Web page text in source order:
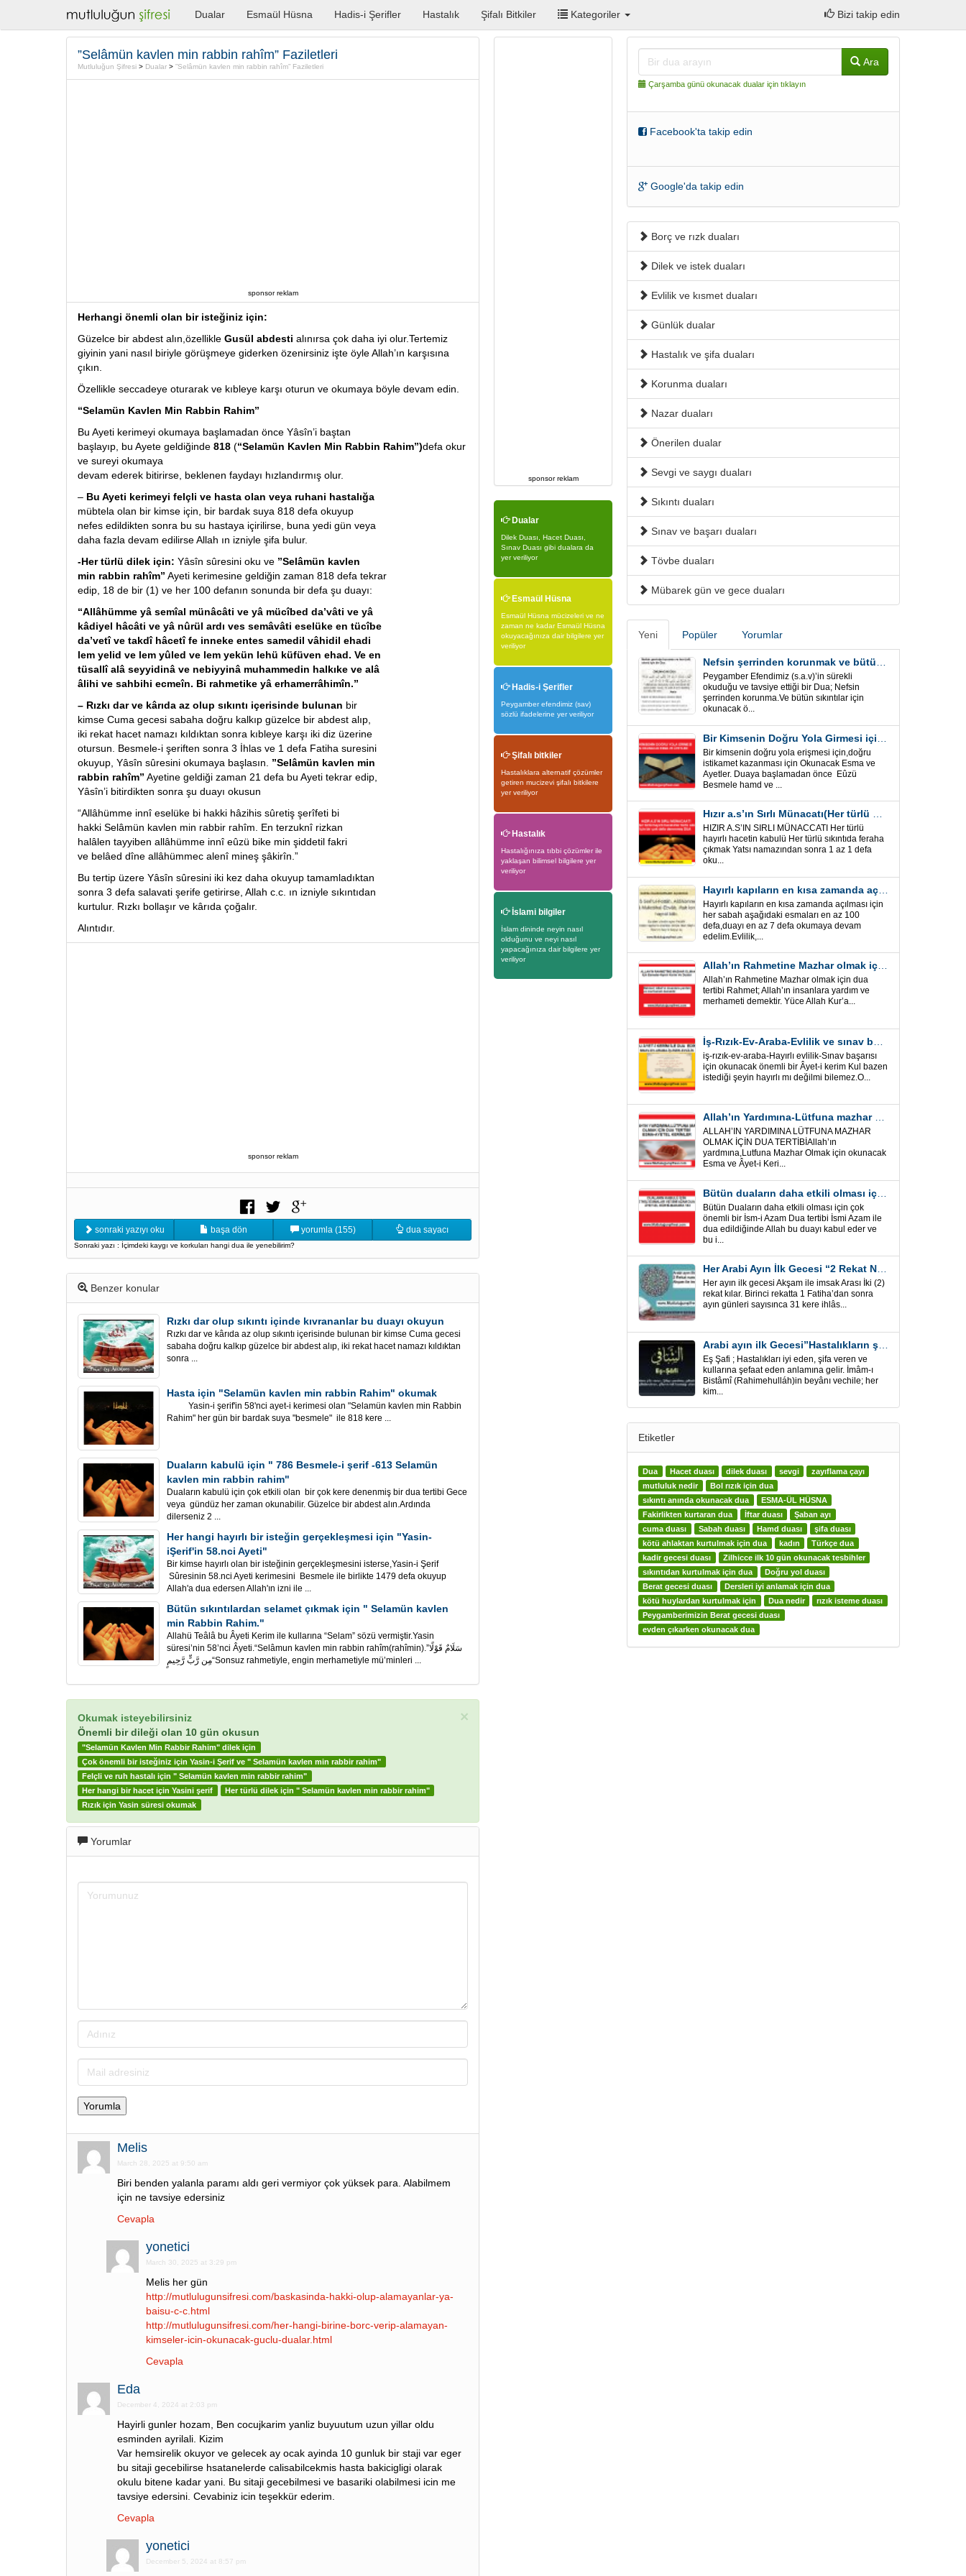
Dualar Esmaül Hüsna Hadis-i Şerifler Hastalık Şifalı Bitkiler Kategoriler Bizi takip edin
”Selâmün kavlen min rabbin rahîm” Faziletleri
Mutluluğun Şifresi > Dualar > ”Selâmün kavlen min rabbin rahîm” Faziletleri
sponsor reklam
Herhangi önemli olan bir isteğiniz için:
Güzelce bir abdest alın,özellikle Gusül abdesti alınırsa çok daha iyi olur.Tertemiz
giyinin yani nasıl biriyle görüşmeye giderken özenirsiniz işte öyle Allah’ın karşısına
çıkın.
Özellikle seccadeye oturarak ve kıbleye karşı oturun ve okumaya böyle devam edin.
“Selamün Kavlen Min Rabbin Rahim”
Bu Ayeti kerimeyi okumaya başlamadan önce Yâsîn’i baştan
başlayıp, bu Ayete geldiğinde 818 (“Selamün Kavlen Min Rabbin Rahim”)defa okur
ve sureyi okumaya
devam ederek bitirirse, beklenen faydayı hızlandırmış olur.
– Bu Ayeti kerimeyi felçli ve hasta olan veya ruhani hastalığa
mübtela olan bir kimse için, bir bardak suya 818 defa okuyup
nefes edildikten sonra bu su hastaya içirilirse, buna yedi gün veya
daha fazla devam edilirse Allah ın izniyle şifa bulur.
-Her türlü dilek için: Yâsîn sûresini oku ve ”Selâmün kavlen
min rabbin rahîm” Ayeti kerimesine geldiğin zaman 818 defa tekrar
edip, 18 de bir (1) ve her 100 defanın sonunda bir defa şu duayı:
“Allâhümme yâ semîal münâcâti ve yâ mücîbed da’vâti ve yâ
kâdiyel hâcâti ve yâ nûrül ardı ves semâvâti eselüke en tücîbe
da’vetî ve takdî hâcetî fe inneke entes samedil vâhidil ehadi
lem yelid ve lem yûled ve lem yekün lehü küfüven ehad. Ve en
tüsallî alâ seyyidinâ ve nebiyyinâ muhammedin halkıke ve alâ
âlihi ve sahbihi ecmeîn. Bi rahmetike yâ erhamerrâhimîn.”
– Rızkı dar ve kârıda az olup sıkıntı içerisinde bulunan bir
kimse Cuma gecesi sabaha doğru kalkıp güzelce bir abdest alıp,
iki rekat hacet namazı kıldıktan sonra kıbleye karşı iki diz üzerine
otursun. Besmele-i şeriften sonra 3 İhlas ve 1 defa Fatiha suresini
okuyup, Yâsîn sûresini okumaya başlasın.
”Selâmün kavlen min
rabbin rahîm” Ayetine geldiği zaman 21 defa bu Ayeti tekrar edip,
Yâsîn’i bitirdikten sonra şu duayı okusun
“Allâhümme innî eselüke bi hakki hâzihis sûretiş şerîfeti bi
hakki Selâmün kavlen min rabbir rahîm. En terzuknî rizkan
halâlen tayyiben allâhümme innî eûzü bike min şiddetil fakri
ve belâed dîne allâhümmec alenî mineş şâkirîn.”
Bu tertip üzere Yâsîn sûresini iki kez daha okuyup tamamladıktan
sonra 3 defa salavati şerife getirirse, Allah c.c. ın izniyle sıkıntıdan
kurtulur. Rızkı bollaşır ve kârıda çoğalır.
Alıntıdır.
sponsor reklam
sonraki yazıyı oku başa dön yorumla (155) dua sayacı
Sonraki yazı : İçimdeki kaygı ve korkuları hangi dua ile yenebilirim?
Benzer konular
Rızkı dar olup sıkıntı içinde kıvrananlar bu duayı okuyun
Rızkı dar ve kârıda az olup sıkıntı içerisinde bulunan bir kimse Cuma gecesi
sabaha doğru kalkıp güzelce bir abdest alıp, iki rekat hacet namazı kıldıktan
sonra ...
Hasta için "Selamün kavlen min rabbin Rahim" okumak
Yasin-i şerif'in 58'nci ayet-i kerimesi olan "Selamün kavlen min Rabbin
Rahim" her gün bir bardak suya "besmele" ile 818 kere ...
Duaların kabulü için " 786 Besmele-i şerif -613 Selamün
kavlen min rabbin rahim"
Duaların kabulü için çok etkili olan bir çok kere denenmiş bir dua tertibi Gece
veya gündüz her zaman okunabilir. Güzelce bir abdest alın.Ardında
dilerseniz 2 ...
Her hangi hayırlı bir isteğin gerçekleşmesi için "Yasin-
iŞerif'in 58.nci Ayeti"
Bir kimse hayırlı olan bir isteğinin gerçekleşmesini isterse,Yasin-i Şerif
Sûresinin 58.nci Ayeti kerimesini Besmele ile birlikte 1479 defa okuyup
Allah'a dua edersen Allah'ın izni ile ...
Bütün sıkıntılardan selamet çıkmak için " Selamün kavlen
min Rabbin Rahim."
Allahü Teâlâ bu Âyeti Kerim ile kullarına “Selam” sözü vermiştir.Yasin
süresi’nin 58’nci Âyeti.“Selâmun kavlen min rabbin rahîm(rahîmin).”سَلَامٌ قَوْلًا
مِن رَّبٍّ رَّحِيمٍ“Sonsuz rahmetiyle, engin merhametiyle mü’minleri ...
×
Okumak isteyebilirsiniz
Önemli bir dileği olan 10 gün okusun
"Selamün Kavlen Min Rabbir Rahim" dilek için
Çok önemli bir isteğiniz için Yasin-i Şerif ve " Selamün kavlen min rabbir rahim"
Felçli ve ruh hastalı için " Selamün kavlen min rabbir rahim"
Her hangi bir hacet için Yasini şerif
Her türlü dilek için " Selamün kavlen min rabbir rahim"
Rızık için Yasin süresi okumak
Yorumlar
Melis
March 28, 2025 at 9:50 am
Biri benden yalanla paramı aldı geri vermiyor çok yüksek para. Alabilmem
için ne tavsiye edersiniz
Cevapla
yonetici
March 30, 2025 at 3:29 pm
Melis her gün
http://mutlulugunsifresi.com/baskasinda-hakki-olup-alamayanlar-ya-
baisu-c-c.html
http://mutlulugunsifresi.com/her-hangi-birine-borc-verip-alamayan-
kimseler-icin-okunacak-guclu-dualar.html
Cevapla
Eda
December 4, 2024 at 2:03 pm
Hayirli gunler hozam, Ben cocujkarim yanliz buyuutum uzun yillar oldu
esminden ayrilali. Kizim
Var hemsirelik okuyor ve gelecek ay ocak ayinda 10 gunluk bir staji var eger
bu sitaji gecebilirse hsatanelerde calisabilcekmis hasta bakicigligi olarak
okulu bitene kadar yani. Bu sitaji gecebilmesi ve basariki olabilmesi icin me
tavsiye edersini. Cevabiniz icin teşekkür ederim.
Cevapla
yonetici
December 5, 2024 at 8:57 pm
sponsor reklam
Dualar
Dilek Duası, Hacet Duası,
Sınav Duası gibi dualara da
yer veriliyor
Esmaül Hüsna
Esmaül Hüsna mücizeleri ve ne
zaman ne kadar Esmaül Hüsna
okuyacağınıza dair bilgilere yer
veriliyor
Hadis-i Şerifler
Peygamber efendimiz (sav)
sözlü ifadelerine yer veriliyor
Şifalı bitkiler
Hastalıklara alternatif çözümler
getiren mucizevi şifalı bitkilere
yer veriliyor
Hastalık
Hastalığınıza tıbbi çözümler ile
yaklaşan bilimsel bilgilere yer
veriliyor
İslami bilgiler
İslam dininde neyin nasıl
olduğunu ve neyi nasıl
yapacağınıza dair bilgilere yer
veriliyor
Ara
Çarşamba günü okunacak dualar için tıklayın
Facebook'ta takip edin
Google'da takip edin
Borç ve rızk duaları
Dilek ve istek duaları
Evlilik ve kısmet duaları
Günlük dualar
Hastalık ve şifa duaları
Korunma duaları
Nazar duaları
Önerilen dualar
Sevgi ve saygı duaları
Sıkıntı duaları
Sınav ve başarı duaları
Tövbe duaları
Mübarek gün ve gece duaları
Yeni Popüler Yorumlar
Peygamber Efendimiz (s.a.v)’in sürekli
okuduğu ve tavsiye ettiği bir Dua; Nefsin
şerrinden korunma.Ve bütün sıkıntılar için
okunacak ö...
Bir kimsenin doğru yola erişmesi için,doğru
istikamet kazanması için Okunacak Esma ve
Ayetler. Duaya başlamadan önce Eûzü
Besmele hamd ve ...
HIZIR A.S’IN SIRLI MÜNACCATI Her türlü
hayırlı hacetin kabulü Her türlü sıkıntıda feraha
çıkmak Yatsı namazından sonra 1 az 1 defa
oku...
Hayırlı kapıların en kısa zamanda açılması için Esmalar ve Dua
Hayırlı kapıların en kısa zamanda açılması için
her sabah aşağıdaki esmaları en az 100
defa,duayı en az 7 defa okumaya devam
edelim.Evlilik,...
Allah’ın Rahmetine Mazhar olmak için ” Esmalar-Ayet ve Dualar”
Allah’ın Rahmetine Mazhar olmak için dua
tertibi Rahmet; Allah’ın insanlara yardım ve
merhameti demektir. Yüce Allah Kur’a...
iş-rızık-ev-araba-Hayırlı evlilik-Sınav başarısı
için okunacak önemli bir Âyet-i kerim Kul bazen
istediği şeyin hayırlı mı değilmi bilemez.O...
ALLAH’IN YARDIMINA LÜTFUNA MAZHAR
OLMAK İÇİN DUA TERTİBİAllah’ın
yardmına,Lutfuna Mazhar Olmak için okunacak
Esma ve Âyet-i Keri...
Bütün duaların daha etkili olması için önemli bir İsm-i Azam Dua Tertibi
Bütün Duaların daha etkili olması için çok
önemli bir İsm-i Azam Dua tertibi İsmi Azam ile
dua edildiğinde Allah bu duayı kabul eder ve
bu i...
Her Arabi Ayın İlk Gecesi “2 Rekat Namaz” O Ay tüm belalardan kurtuluş
Her ayın ilk gecesi Akşam ile imsak Arası İki (2)
rekat kılar. Birinci rekatta 1 Fatiha’dan sonra
ayın günleri sayısınca 31 kere ihlâs...
Arabi ayın ilk Gecesi”Hastalıkların şifa için” Eş-Şafi
Eş Şafi ; Hastalıkları iyi eden, şifa veren ve
kullarına şefaat eden anlamına gelir. İmâm-ı
Bistâmî (Rahimehulláh)in beyânı vechile; her
kim...
Etiketler
Dua Hacet duası dilek duası sevgi
zayıflama çayı
mutluluk nedir
Bol rızık için dua
sıkıntı anında okunacak dua
ESMA-ÜL HÜSNA
Fakirlikten kurtaran dua
İftar duası
Şaban ayı
cuma duası
Sabah duası Hamd duası
şifa duası
kötü ahlaktan kurtulmak için dua
kadın
Türkçe dua
kadir gecesi duası
Zilhicce ilk 10 gün okunacak tesbihler
sıkıntıdan kurtulmak için dua
Doğru yol duası
Berat gecesi duası
Dersleri iyi anlamak için dua
kötü huylardan kurtulmak için
Dua nedir
rızık isteme duası
Peygamberimizin Berat gecesi duası
evden çıkarken okunacak dua